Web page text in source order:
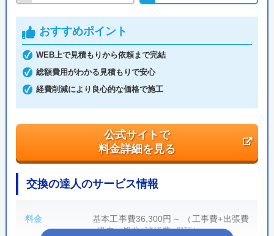
創業・設立 平成21年5月1日設立
本社所在地
〒556-0014
大阪府大阪市浪速区大国2丁目1番6号
電子マネー 代引き
資格
給水装置工事
主任技術者
排水設備工事
責任技術者
管工事施工管理技士 建築士
コーディネーター
コーディネーター
交換できるくん がおすすめの理由
おすすめポイント
WEB上で見積もりから依頼まで完結
総額費用がわかる見積もりで安心
経費削減により良心的な価格で施工
公式サイトで
料金詳細を見る
交換の達人のサービス情報
料金
基本工事費36,300円～ （工事費+出張費
+撤去・処分+諸経費+保証）